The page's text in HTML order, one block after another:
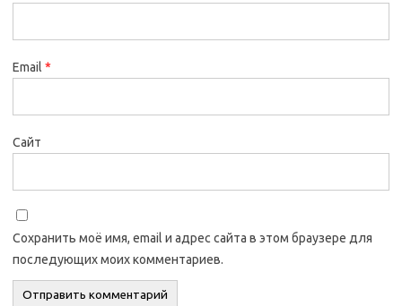
Email *
Сайт
Сохранить моё имя, email и адрес сайта в этом браузере для
последующих моих комментариев.